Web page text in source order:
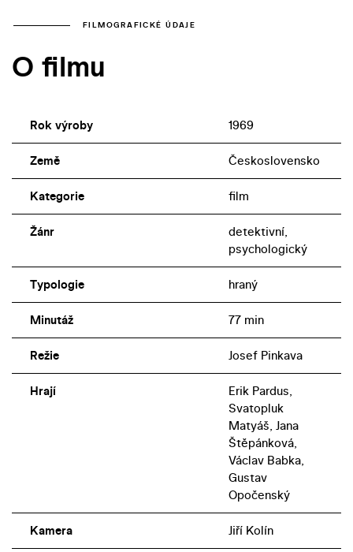
podezřívá ze zločinu… V hlavní roli divácky nepříliš
který se v průběhu následujících let vypracoval v
Matyášovi.
FILMOGRAFICKÉ ÚDAJE
O filmu
Rok výroby 1969
Země Československo
Kategorie film
Žánr
detektivní,
psychologický
Typologie hraný
Minutáž 77 min
Režie Josef Pinkava
Hrají
Erik Pardus,
Svatopluk
Matyáš, Jana
Štěpánková,
Václav Babka,
Gustav
Opočenský
Kamera Jiří Kolín